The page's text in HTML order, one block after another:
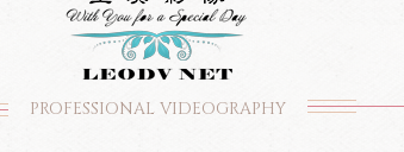
PROFESSIONAL VIDEOGRAPHY